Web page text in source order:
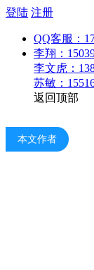
登陆 注册
QQ客服：
李翔：
李文虎：
苏敏：
返回顶部
本文作者